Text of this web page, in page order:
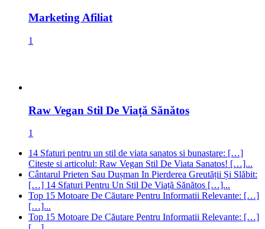
Raw Vegan Stil De Viață Sănătos
1
Top 15 Motoare De Căutare Pentru Informatii Relevante: […]
[…]...
Top 15 Motoare De Căutare Pentru Informatii Relevante: […]
[…]...
Sport pentru copii componenta de baza pentru viata sanatoasa:
[…] Citeste si articolul: Cele mai bune 3 diete! […]...
Valu lui Traian Supa de legume Supa Crema SP 500 Solana SEO Remedii Naturiste
Primaria Valu lui Traian Politică Locală Medicina Naturista Marketing afiliat Inteligența
Artificială google Florin Mitroi Ethereum Detoxifiere Criptomonede Constanta Consiliul
Judetean Constanta
Ciorba ChatGPT blockchain Bitcoin Bani online AI